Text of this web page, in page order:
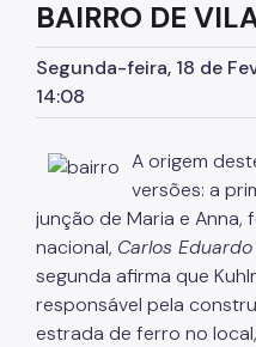
BAIRRO DE
Segunda-feira, 18 de
14:08
A origem
versões: a
junção de Maria e
nacional, Carlos
segunda afirma que
responsável pela
estrada de ferro no